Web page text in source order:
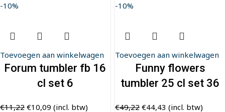
-10%
Toevoegen aan winkelwagen
Forum tumbler fb 16
cl set 6
€11,22 €10,09 (incl. btw)
-10%
Toevoegen aan winkelwagen
Funny flowers
tumbler 25 cl set 36
€49,22 €44,43 (incl. btw)